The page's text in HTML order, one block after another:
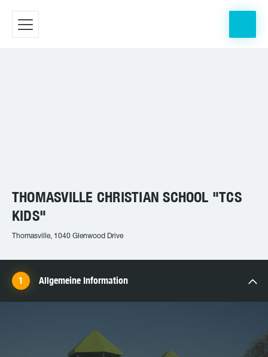
THOMASVILLE CHRISTIAN SCHOOL "TCS
KIDS"
Thomasville, 1040 Glenwood Drive
Allgemeine Information